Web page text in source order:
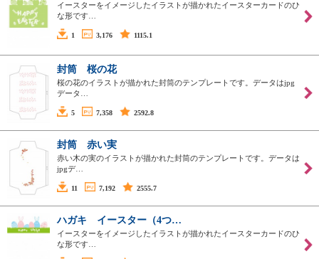
イースターをイメージしたイラストが描かれたイースターカードのひ
な形です…
1 3,176 1115.1
封筒 桜の花
桜の花のイラストが描かれた封筒のテンプレートです。データはjpg
データ…
5 7,358 2592.8
封筒 赤い実
赤い木の実のイラストが描かれた封筒のテンプレートです。データは
jpgデ…
11 7,192 2555.7
ハガキ イースター（4つ…
イースターをイメージしたイラストが描かれたイースターカードのひ
な形です…